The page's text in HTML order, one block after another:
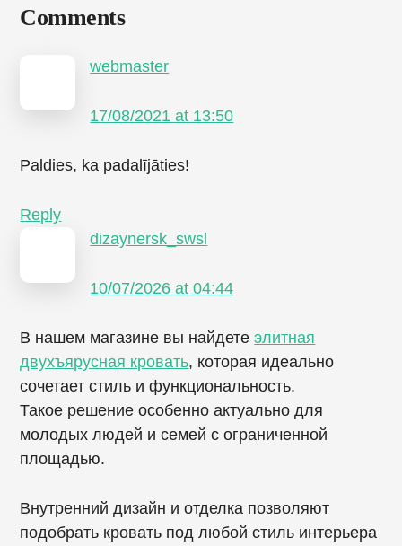
Reader
Interactions
Comments
webmaster
17/08/2021 at 13:50
Paldies, ka padalījāties!
Reply
dizaynersk_swsl
10/07/2026 at 04:44
В нашем магазине вы найдетеэлитная
двухъярусная кровать, которая идеально
сочетает стиль и функциональность.
Такое решение особенно актуально для
молодых людей и семей с ограниченной
площадью.
Внутренний дизайн и отделка позволяют
подобрать кровать под любой стиль интерьера